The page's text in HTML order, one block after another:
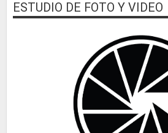
ESTUDIO DE FOTO Y VIDEO